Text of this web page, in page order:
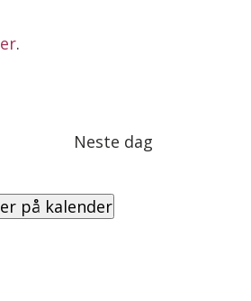
.
Neste dag
på kalender